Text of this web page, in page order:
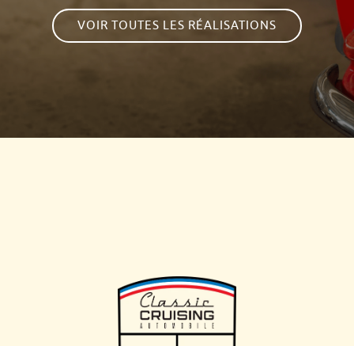
VOIR TOUTES LES RÉALISATIONS